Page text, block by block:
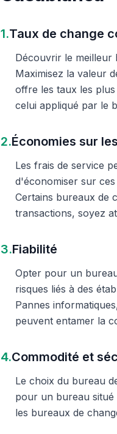
1.Taux de change
Découvrir le meilleur
Maximisez la valeur
offre les taux les
celui appliqué par le
2.Économies sur
Les frais de service
d'économiser sur
Certains bureaux de
transactions, soyez
3.Fiabilité
Opter pour un
risques liés à des
Pannes
peuvent entamer la
4.Commodité et
Le choix du bureau
pour un bureau situé
les bureaux de